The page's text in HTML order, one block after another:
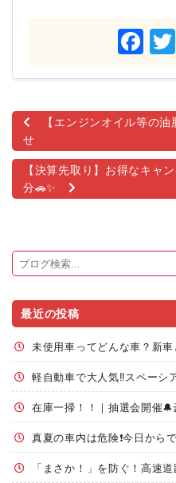
【エンジンオイル等の油
せ
【決算先取り】お得なキャ
分🚗✨
最近の投稿
未使用車ってどんな車？新
軽自動車で大人気‼️スペーシ
在庫一掃！！｜抽選会開催🔔
真夏の車内は危険❗今日から
「まさか！」を防ぐ！高速